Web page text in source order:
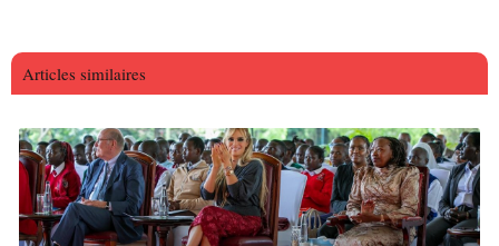
Articles similaires